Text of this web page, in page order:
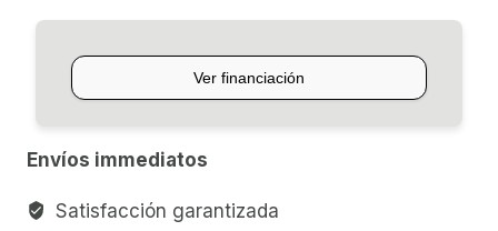
cantidad
Envíos immediatos
Satisfacción garantizada